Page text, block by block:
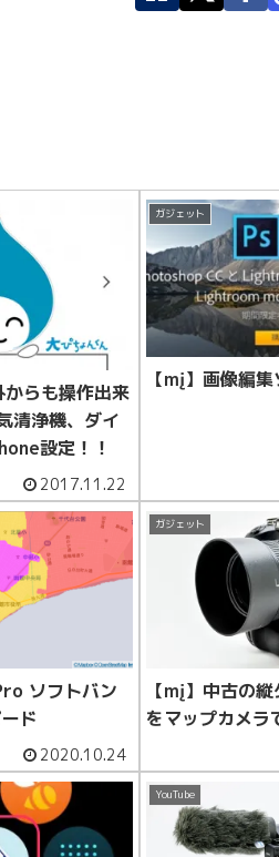
からも操作出来
清浄機、ダイ
設定！！
2017.11.22
ガジェット
【mį】画像編
ソフトバン
ド
2020.10.24
ガジェット
【mį】中古の
をマップカメラ
YouTube